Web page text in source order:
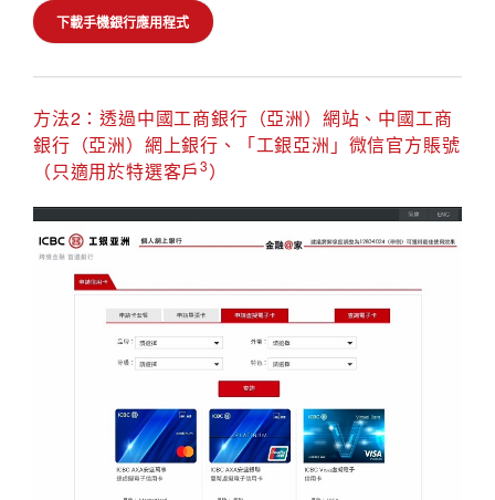
下載手機銀行應用程式
方法2：透過中國工商銀行（亞洲）網站、中國工商
銀行（亞洲）網上銀行、「工銀亞洲」微信官方賬號
（只適用於特選客戶3）